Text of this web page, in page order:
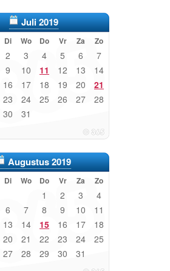
Juli 2019
Di Wo Do Vr Za Zo
2 3 4 5 6 7
9 10 11 12 13 14
16 17 18 19 20 21
23 24 25 26 27 28
30 31
Augustus 2019
Di Wo Do Vr Za Zo
1 2 3 4
6 7 8 9 10 11
13 14 15 16 17 18
20 21 22 23 24 25
27 28 29 30 31